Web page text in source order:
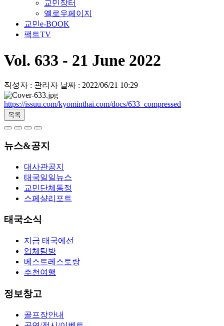
교민장터
옐로우페이지
교민e-BOOK
팩트TV
Vol. 633 - 21 June 2022
작성자 : 관리자 날짜 : 2022/06/21 10:29
https://issuu.com/kyominthai.com/docs/633_compressed
목록
뉴스&공지
대사관공지
태국일일뉴스
교민단체동정
스페샬리포트
태국소식
지금 태국에선
업체탐방
베스트레스토랑
추천여행
정보창고
골프장안내